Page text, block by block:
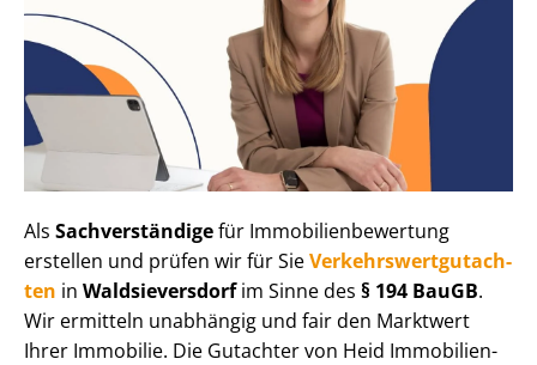
Als Sachverständigefür Im­mo­bi­li­en­be­wer­tung
erstellen und prüfen wir für SieVer­kehrs­wert­gut­ach­
ten in Waldsieversdorfim Sinne des § 194 BauGB.
Wir ermitteln unabhängig und fair den Marktwert
Ihrer Immobilie. Die Gutachter von Heid Im­mo­bi­li­en­